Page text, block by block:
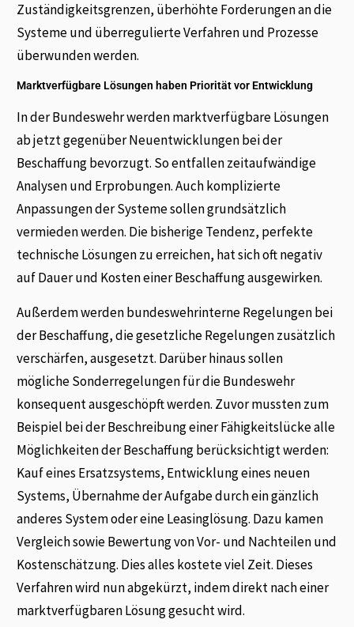
Zuständigkeitsgrenzen, überhöhte Forderungen an die
Systeme und überregulierte Verfahren und Prozesse
überwunden werden.
Marktverfügbare Lösungen haben Priorität vor Entwicklung
In der Bundeswehr werden marktverfügbare Lösungen
ab jetzt gegenüber Neuentwicklungen bei der
Beschaffung bevorzugt. So entfallen zeitaufwändige
Analysen und Erprobungen. Auch komplizierte
Anpassungen der Systeme sollen grundsätzlich
vermieden werden. Die bisherige Tendenz, perfekte
technische Lösungen zu erreichen, hat sich oft negativ
auf Dauer und Kosten einer Beschaffung ausgewirken.
Außerdem werden bundeswehrinterne Regelungen bei
der Beschaffung, die gesetzliche Regelungen zusätzlich
verschärfen, ausgesetzt. Darüber hinaus sollen
mögliche Sonderregelungen für die Bundeswehr
konsequent ausgeschöpft werden. Zuvor mussten zum
Beispiel bei der Beschreibung einer Fähigkeitslücke alle
Möglichkeiten der Beschaffung berücksichtigt werden:
Kauf eines Ersatzsystems, Entwicklung eines neuen
Systems, Übernahme der Aufgabe durch ein gänzlich
anderes System oder eine Leasinglösung. Dazu kamen
Vergleich sowie Bewertung von Vor- und Nachteilen und
Kostenschätzung. Dies alles kostete viel Zeit. Dieses
Verfahren wird nun abgekürzt, indem direkt nach einer
marktverfügbaren Lösung gesucht wird.